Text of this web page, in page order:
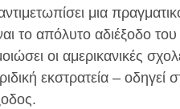
μια
το απόλυτο αδιέξοδο
οι αμερικανικές
εκστρατεία – οδηγεί